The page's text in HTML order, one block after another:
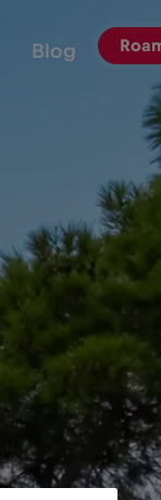
Blog